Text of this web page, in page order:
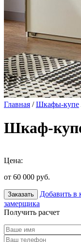
Главная /Шкафы-купе
Шкаф-
Цена:
от 60 000 руб.
Заказать Добавить в
замерщика
Получить расчет